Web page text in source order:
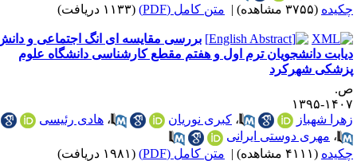
(۳۷۵۵ مشاهده) | متن کامل (PDF) (۱۱۳۳ دریافت)
بررسی مقایسه ای انگ اجتماعی و دانش
دانشجویان ترم اول و هفتم مقطع کارشناسی دانشگاه علوم
شهرکرد
۱۳۹۵
شهباز
،کبری نوریان ،هادی رئیسی
،مهری دوستی ایرانی
(۴۱۱۱ مشاهده) | متن کامل (PDF) (۱۹۸۱ دریافت)